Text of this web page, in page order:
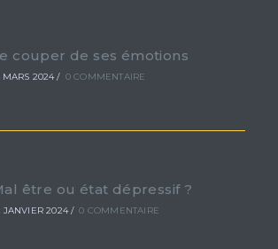
couper de ses émotions
MARS 2024 / 0 COMMENTAIRE
être ou état dépressif ?
JANVIER 2024 / 0 COMMENTAIRE